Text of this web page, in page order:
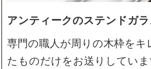
アンティークのステンドガラ
専門の職人が周りの木枠をキ
たものだけをお送りしてい